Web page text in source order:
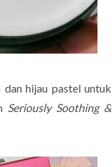
hijau pastel untuk
Seriously Soothing &